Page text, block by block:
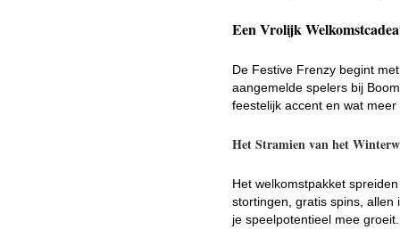
Een Vrolijk
De Festive Frenzy begint
aangemelde spelers bij
feestelijk accent en wat
Het Stramien van het
Het welkomstpakket
stortingen, gratis spins, allen
je speelpotentieel mee